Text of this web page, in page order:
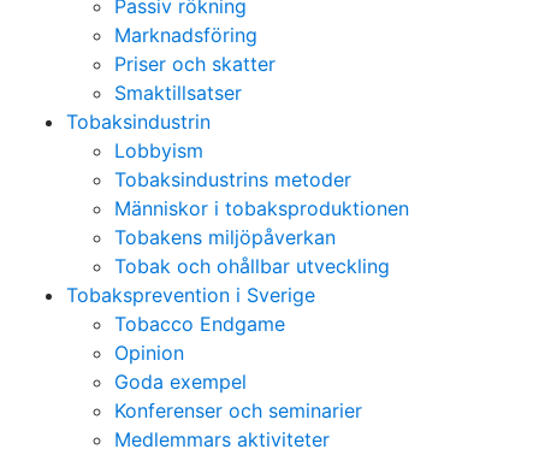
Passiv rökning
Marknadsföring
Priser och skatter
Smaktillsatser
Tobaksindustrin
Lobbyism
Tobaksindustrins metoder
Människor i tobaksproduktionen
Tobakens miljöpåverkan
Tobak och ohållbar utveckling
Tobaksprevention i Sverige
Tobacco Endgame
Opinion
Goda exempel
Konferenser och seminarier
Medlemmars aktiviteter